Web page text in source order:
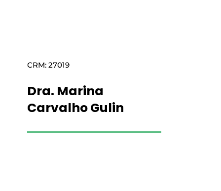
CRM: 27019
Dra. Marina
Carvalho Gulin